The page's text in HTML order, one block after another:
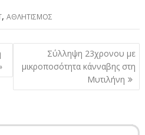
,ΑΘΛΗΤΙΣΜΟΣ
Σύλληψη 23χρονου με
μικροποσότητα κάνναβης στη
Μυτιλήνη